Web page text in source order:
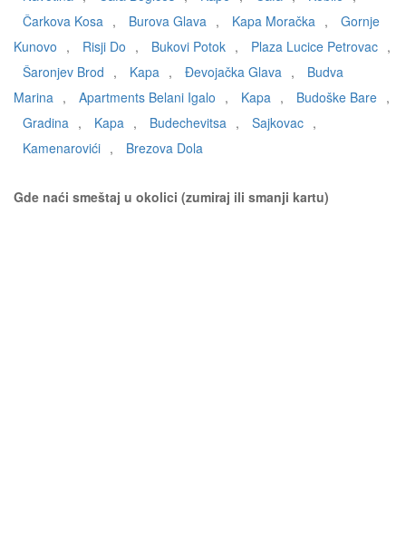
Čarkova Kosa , Burova Glava , Kapa Moračka ,
Gornje
Kunovo , Risji Do , Bukovi Potok , Plaza Lucice Petrovac ,
Šaronjev Brod , Kapa , Đevojačka Glava ,
Budva
Marina , Apartments Belani Igalo , Kapa , Budoške Bare ,
Gradina , Kapa , Budechevitsa , Sajkovac ,
Kamenarovići , Brezova Dola
Gde naći smeštaj u okolici (zumiraj ili smanji kartu)